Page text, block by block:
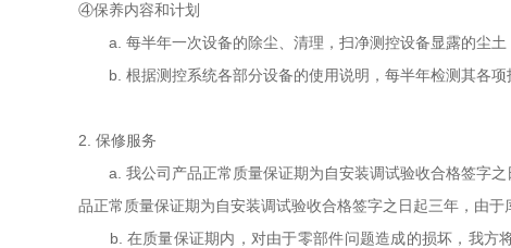
④保养内容和计划
a. 每半年一次设备的除尘、清理，扫净测控设备显露的尘土
b. 根据测控系统各部分设备的使用说明，每半年检测其各项
2. 保修服务
a. 我公司产品正常质量保证期为自安装调试验收合格签字之
品正常质量保证期为自安装调试验收合格签字之日起三年，由
b. 在质量保证期内，对由于零部件问题造成的损坏，我方